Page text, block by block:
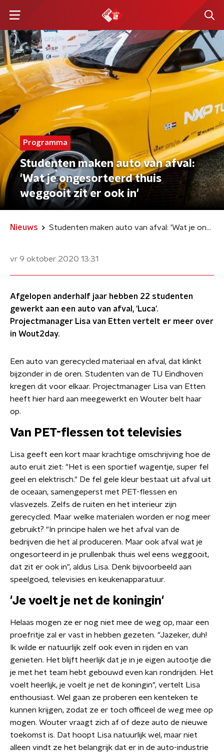
Programma
Studenten maken auto van afval:
'Wat je ongesorteerd thuis
weggooit zit er ook in'
Nieuws Studenten maken auto van afval: 'Wat je ongesorteerd thuis weggooit zit er ook in'
vr 9 oktober 2020 13:31
Afgelopen anderhalf jaar hebben 22 studenten
gewerkt aan een auto van afval, 'Luca'.
Projectmanager Lisa van Etten vertelt er meer over
in Wout2day.
Een auto van gerecycled materiaal en afval, dat klinkt
bijzonder in de oren. Studenten van de TU Eindhoven
kregen dit voor elkaar. Projectmanager Lisa van Etten
heeft hier hard aan meegewerkt en Wouter belt haar
op.
Van PET-flessen tot televisies
Lisa geeft een kort maar krachtige omschrijving hoe de
auto eruit ziet: "Het is een sportief wagentje, super fel
geel en elektrisch." De fel gele kleur bestaat uit afval uit
de oceaan, samengeperst met PET-flessen en
vlasvezels. Zelfs de ruiten en het interieur zijn
gerecycled. Maar welke materialen worden er nog meer
gebruikt? "In principe halen we het afval van de
bedrijven die het al produceren. Maar ook afval wat je
ongesorteerd in je prullenbak thuis wel eens weggooit,
dat zit er ook in", aldus Lisa. Denk bijvoorbeeld aan
speelgoed, televisies en keukenapparatuur.
'Je voelt je net de koningin'
Helaas mogen ze er nog niet mee de weg op, maar een
proefritje zal er vast in hebben gezeten. "Jazeker, duh!
Ik wilde er natuurlijk zelf ook even in rijden en van
genieten. Het blijft heerlijk dat je in je eigen autootje die
je met het team hebt gebouwd even kan rondrijden. Het
voelt heerlijk, je voelt je net de koningin", vertelt Lisa
enthousiast. Wel gaan ze proberen een kenteken te
kunnen krijgen, zodat ze er toch officeel de weg mee op
mogen. Wouter vraagt zich af of deze auto de nieuwe
toekomst is. Dat hoopt Lisa natuurlijk wel, maar niet
alleen vindt ze het belangrijk dat er in de auto-industrie